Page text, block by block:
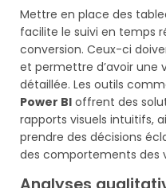
Mettre en place des
facilite le suivi en temps
conversion. Ceux-ci
et permettre d’avoir une
détaillée. Les outils
Power BI offrent des
rapports visuels intuitifs,
prendre des décisions
des comportements des